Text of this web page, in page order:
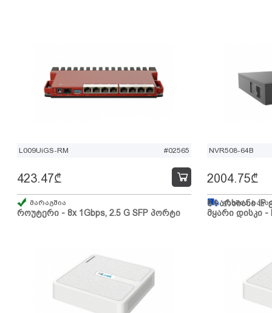
L009UiGS-RM #02565
როუტერი - 8x 1Gbps, 2.5 G SFP პორტი
423.47₾
მარაგშია
NVR508-64B
64 არხიანი IP
მყარი დისკი -
2004.75₾
გზაშია,